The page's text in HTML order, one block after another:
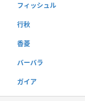
フィッシュル
行秋
香菱
バーバラ
ガイア